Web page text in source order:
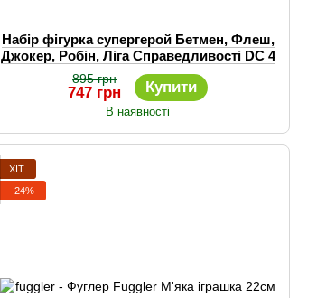
Набір фігурка супергерой Бетмен, Флеш,
Джокер, Робін, Ліга Справедливості DC 4
фігурки по 15см
895 грн
747 грн Купити
В наявності
ХІТ
−24%